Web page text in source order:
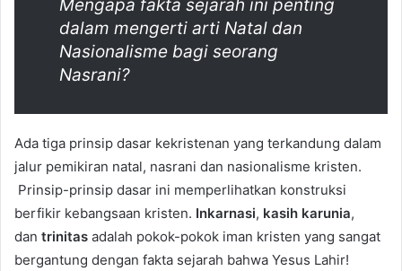
Mengapa fakta sejarah ini penting
dalam mengerti arti Natal dan
Nasionalisme bagi seorang
Nasrani?
Ada tiga prinsip dasar kekristenan yang terkandung dalam
jalur pemikiran natal, nasrani dan nasionalisme kristen.
Prinsip-prinsip dasar ini memperlihatkan konstruksi
berfikir kebangsaan kristen. Inkarnasi, kasih karunia,
dan trinitas adalah pokok-pokok iman kristen yang sangat
bergantung dengan fakta sejarah bahwa Yesus Lahir!